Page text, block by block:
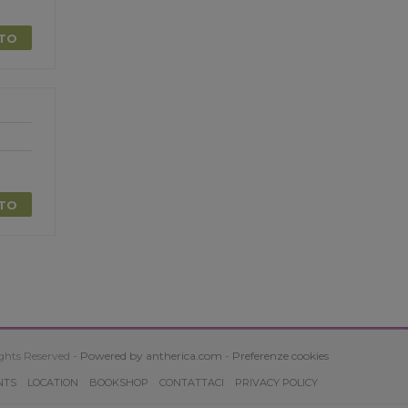
Reserved - Powered by antherica.com - Preferenze cookies
LOCATION BOOKSHOP CONTATTACI PRIVACY POLICY